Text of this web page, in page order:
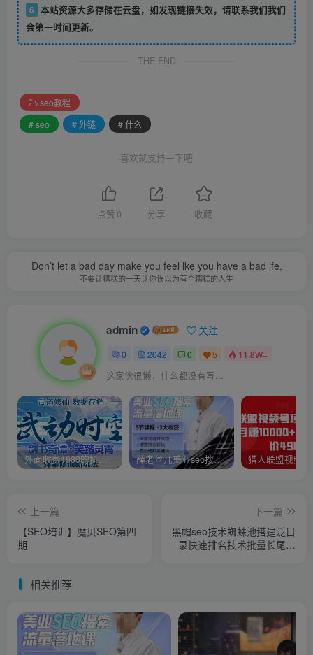
6 本站资源大多存储在云盘，如发现链接失效，请联系我们我们
会第一时间更新。
THE END
seo教程
# seo
# 外链 # 什么
喜欢就支持一下吧
点赞 0 分享 收藏
Don’t let a bad day make you feel lke you have a bad lfe.
不要让糟糕的一天让你误以为有个糟糕的人生
admin 关注
0 2042 0 5 11.8W+
这家伙很懒，什么都没有写...
外面收费1980的抖音武动时空直播项目，无需真人出镜，实时互动直播【软件+详细教程】 薛老丝儿美业seo搜索流量落地课，一周暴涨20w粉丝，全干货讲解
上一篇
【SEO培训】魔贝SEO第四
期
下一篇
黑帽seo技术蜘蛛池搭建泛目
录快速排名技术批量长尾关
相关推荐